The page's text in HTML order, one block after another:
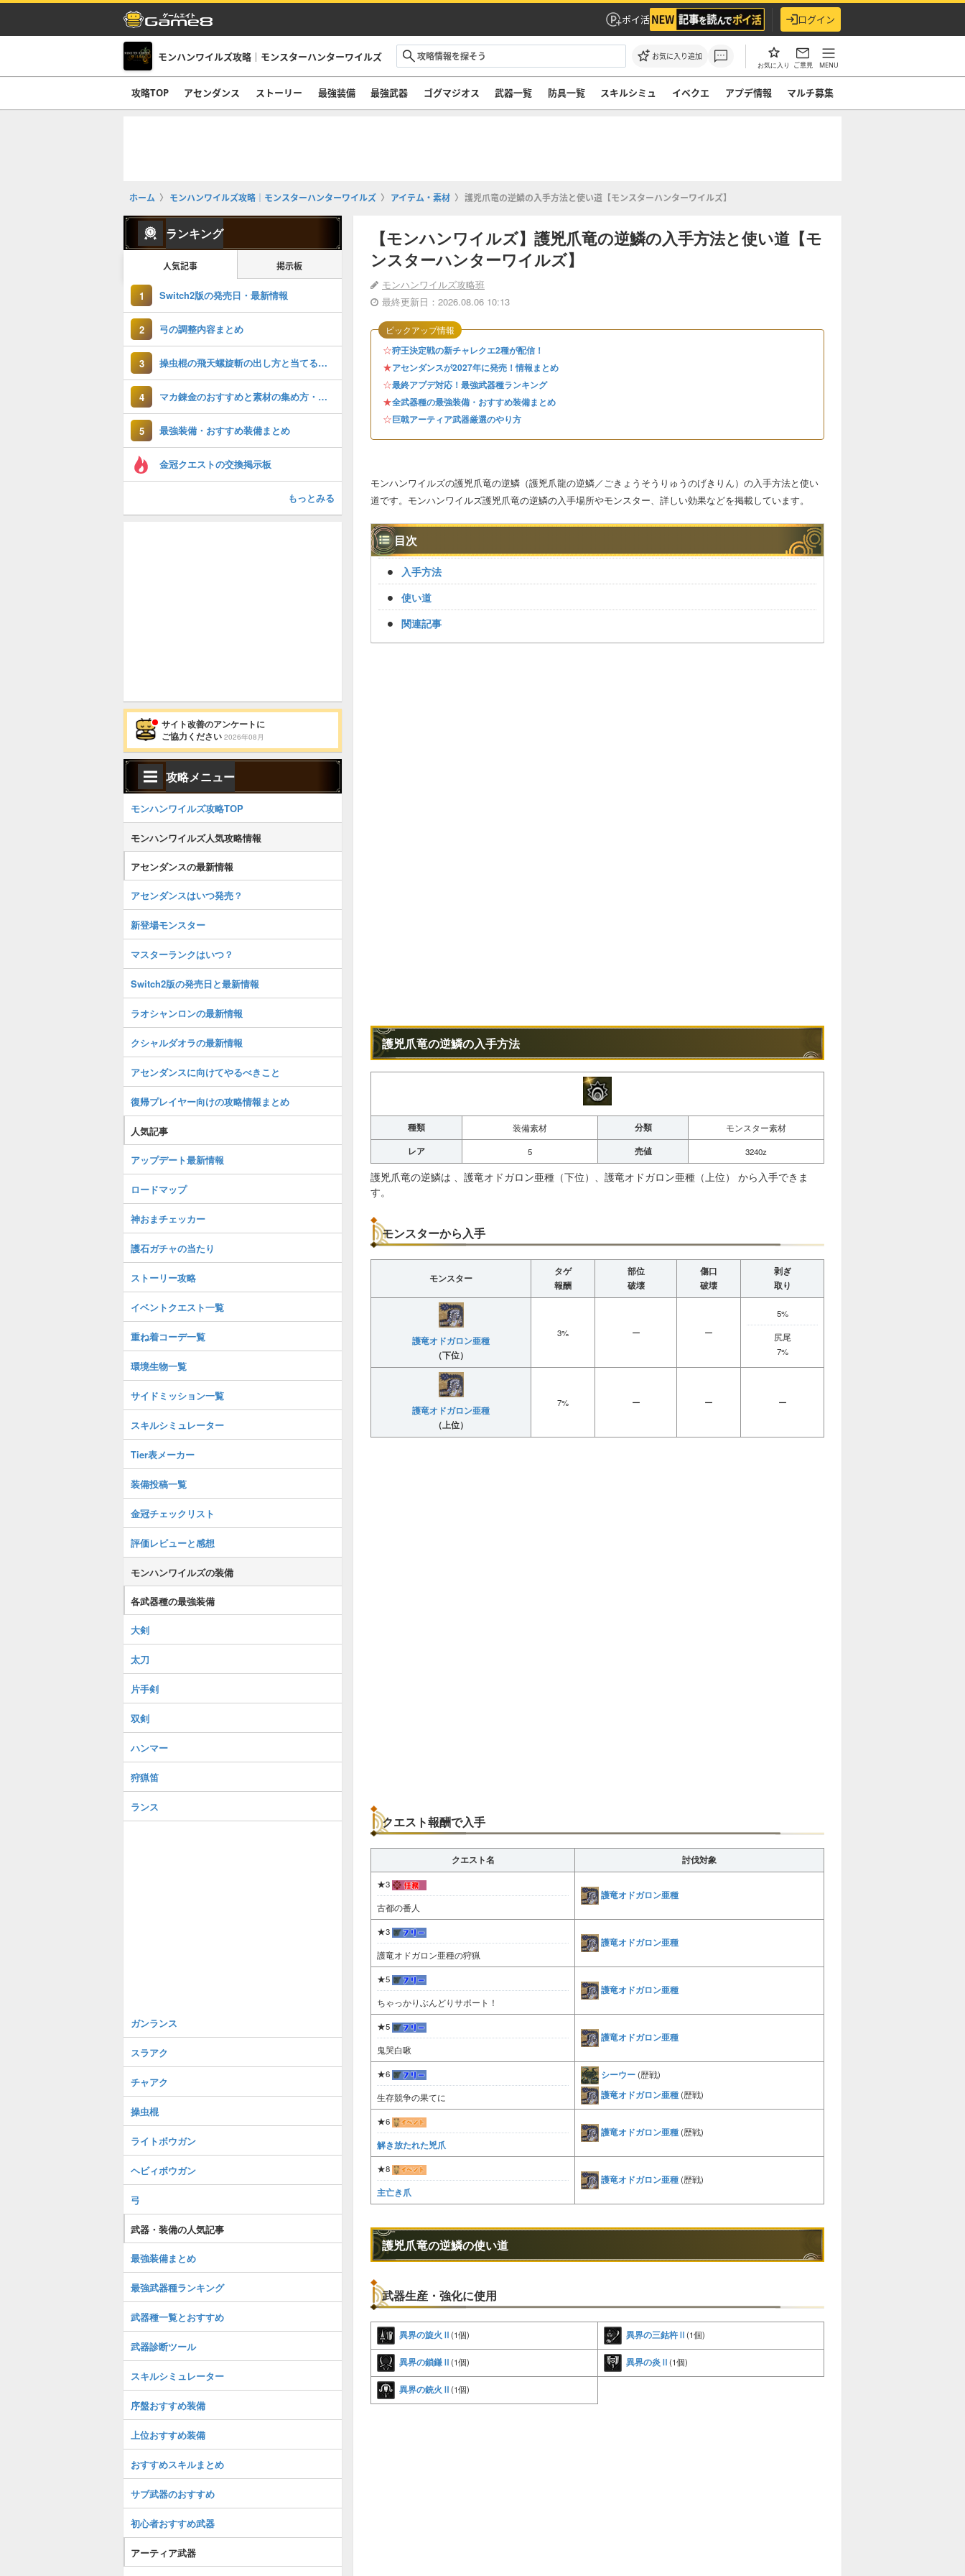
ポイ活 ログイン
モンハンワイルズ攻略｜モンスターハンターワイルズ お気に入り追加
お気に入り ご意見 MENU
攻略TOP アセンダンス ストーリー 最強装備 最強武器 ゴグマジオス 武器一覧 防具一覧 スキルシミュ イベクエ アプデ情報 マルチ募集
ホーム モンハンワイルズ攻略｜モンスターハンターワイルズ アイテム・素材 護兇爪竜の逆鱗の入手方法と使い道【モンスターハンターワイルズ】
【モンハンワイルズ】護兇爪竜の逆鱗の入手方法と使い道【モ
ンスターハンターワイルズ】
モンハンワイルズ攻略班
最終更新日：2026.08.06 10:13
☆狩王決定戦の新チャレクエ2種が配信！
★アセンダンスが2027年に発売！情報まとめ
☆最終アプデ対応！最強武器種ランキング
★全武器種の最強装備・おすすめ装備まとめ
☆巨戟アーティア武器厳選のやり方
ピックアップ情報
モンハンワイルズの護兇爪竜の逆鱗（護兇爪龍の逆鱗／ごきょうそうりゅうのげきりん）の入手方法と使い
道です。モンハンワイルズ護兇爪竜の逆鱗の入手場所やモンスター、詳しい効果などを掲載しています。
目次
入手方法
使い道
関連記事
護兇爪竜の逆鱗の入手方法
種類 装備素材 分類 モンスター素材
レア 5 売値 3240z
護兇爪竜の逆鱗は 、護竜オドガロン亜種（下位）、護竜オドガロン亜種（上位） から入手できま
す。
モンスターから入手
モンスター
タゲ
報酬
部位
破壊
傷口
破壊
剥ぎ
取り
護竜オドガロン亜種
（下位）
3% ー ー
5%
尻尾
7%
護竜オドガロン亜種
（上位）
7% ー ー ー
クエスト報酬で入手
クエスト名 討伐対象
★3
古都の番人
護竜オドガロン亜種
★3
護竜オドガロン亜種の狩猟
護竜オドガロン亜種
★5
ちゃっかりぶんどりサポート！
護竜オドガロン亜種
★5
鬼哭白啾
護竜オドガロン亜種
★6
生存競争の果てに
シーウー(歴戦)
護竜オドガロン亜種(歴戦)
★6
解き放たれた兇爪
護竜オドガロン亜種(歴戦)
★8
主亡き爪
護竜オドガロン亜種(歴戦)
護兇爪竜の逆鱗の使い道
武器生産・強化に使用
異界の旋火Ⅱ(1個) 異界の三鈷杵Ⅱ(1個)
異界の鎖鎌Ⅱ(1個) 異界の炎Ⅱ(1個)
異界の銃火Ⅱ(1個)
ランキング
人気記事 掲示板
1 Switch2版の発売日・最新情報
2 弓の調整内容まとめ
3 操虫棍の飛天螺旋斬の出し方と当てるコツ
4 マカ錬金のおすすめと素材の集め方・場所
5 最強装備・おすすめ装備まとめ
金冠クエストの交換掲示板
もっとみる
サイト改善のアンケートに
ご協力ください 2026年08月
攻略メニュー
モンハンワイルズ攻略TOP
モンハンワイルズ人気攻略情報
アセンダンスの最新情報
アセンダンスはいつ発売？
新登場モンスター
マスターランクはいつ？
Switch2版の発売日と最新情報
ラオシャンロンの最新情報
クシャルダオラの最新情報
アセンダンスに向けてやるべきこと
復帰プレイヤー向けの攻略情報まとめ
人気記事
アップデート最新情報
ロードマップ
神おまチェッカー
護石ガチャの当たり
ストーリー攻略
イベントクエスト一覧
重ね着コーデ一覧
環境生物一覧
サイドミッション一覧
スキルシミュレーター
Tier表メーカー
装備投稿一覧
金冠チェックリスト
評価レビューと感想
モンハンワイルズの装備
各武器種の最強装備
大剣
太刀
片手剣
双剣
ハンマー
狩猟笛
ランス
ガンランス
スラアク
チャアク
操虫棍
ライトボウガン
ヘビィボウガン
弓
武器・装備の人気記事
最強装備まとめ
最強武器種ランキング
武器種一覧とおすすめ
武器診断ツール
スキルシミュレーター
序盤おすすめ装備
上位おすすめ装備
おすすめスキルまとめ
サブ武器のおすすめ
初心者おすすめ武器
アーティア武器